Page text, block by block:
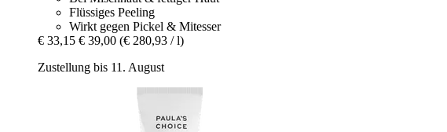
Flüssiges Peeling
Wirkt gegen Pickel & Mitesser
€ 33,15 € 39,00 (€ 280,93 / l)
Zustellung bis 11. August